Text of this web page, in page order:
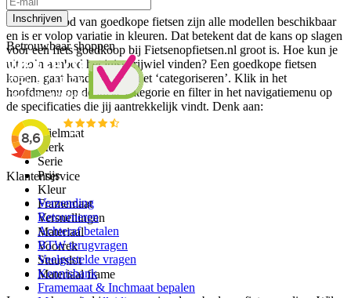
In ons aanbod van goedkope fietsen zijn alle modellen beschikbaar
en is er volop variatie in kleuren. Dat betekent dat de kans op slagen
voor een fiets goedkoop bij Fietsenopfietsen.nl groot is. Hoe kun je
uit zo’n aanbod het juiste rijwiel vinden? Een goedkope fietsen
kopen, gaat hand in hand met ‘categoriseren’. Klik in het
hoofdmenu op de juiste categorie en filter in het navigatiemenu op
de specificaties die jij aantrekkelijk vindt. Denk aan:
Wielmaat
Merk
Serie
Prijs
Kleur
Framemaat
Versnellingen
Materiaal
Voorrek
Stuurslot
Materiaal frame
Inschrijven
Betrouwbaar shoppen
Klantenservice
Verzending
Retourneren
Achteraf betalen
BTW terugvragen
Veelgestelde vragen
Kennisbank
Framemaat & Inchmaat bepalen